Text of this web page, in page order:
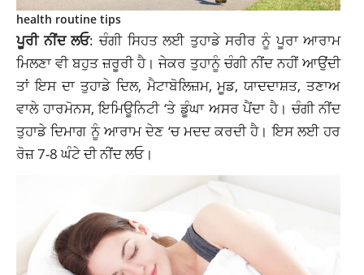
health routine tips
ਪੂਰੀ ਨੀਂਦ ਲਓ: ਚੰਗੀ ਸਿਹਤ ਲਈ ਤੁਹਾਡੇ ਸਰੀਰ ਨੂੰ ਪੂਰਾ ਆਰਾਮ
ਮਿਲਣਾ ਵੀ ਬਹੁਤ ਜ਼ਰੂਰੀ ਹੈ। ਜੇਕਰ ਤੁਹਾਨੂੰ ਚੰਗੀ ਨੀਂਦ ਨਹੀਂ ਆਉਂਦੀ
ਤਾਂ ਇਸ ਦਾ ਤੁਹਾਡੇ ਦਿਲ, ਮੈਟਾਬੋਲਿਜ਼ਮ, ਮੂਡ, ਯਾਦਦਾਸ਼ਤ, ਤਣਾਅ
ਵਾਲੇ ਹਾਰਮੋਨਸ, ਇਮਿਊਨਿਟੀ ‘ਤੇ ਡੂੰਘਾ ਅਸਰ ਪੈਂਦਾ ਹੈ। ਚੰਗੀ ਨੀਂਦ
ਤੁਹਾਡੇ ਦਿਮਾਗ ਨੂੰ ਆਰਾਮ ਦੇਣ ‘ਚ ਮਦਦ ਕਰਦੀ ਹੈ। ਇਸ ਲਈ ਹਰ
ਰੋਜ਼ 7-8 ਘੰਟੇ ਦੀ ਨੀਂਦ ਲਓ।